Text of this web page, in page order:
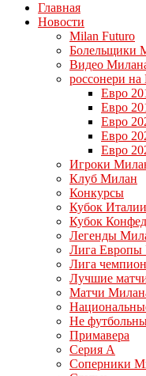
Главная
Новости
Milan Futuro
Болельщики
Видео
россонери на
Евро
Евро
Евро
Евро
Евро
Игроки
Клуб Милан
Конкурсы
Кубок Италии
Кубок
Легенды
Лига
Лига
Лучшие
Матчи
Не
Примавера
Серия А
Соперники